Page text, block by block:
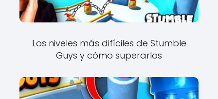
Los niveles más difíciles de Stumble
Guys y cómo superarlos